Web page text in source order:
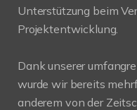
Unterstützung beim
Projektentwicklung.
Dank unserer
wurde wir bereits
anderem von der